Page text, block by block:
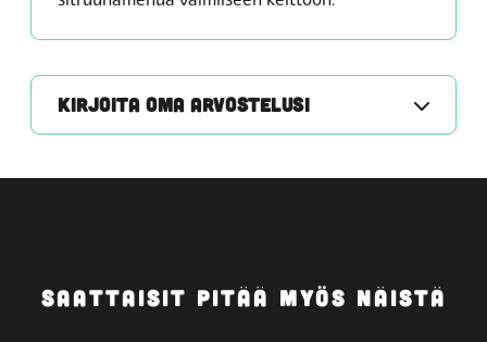
KIRJOITA OMA ARVOSTELUSI
SAATTAISIT PITÄÄ MYÖS NÄISTÄ